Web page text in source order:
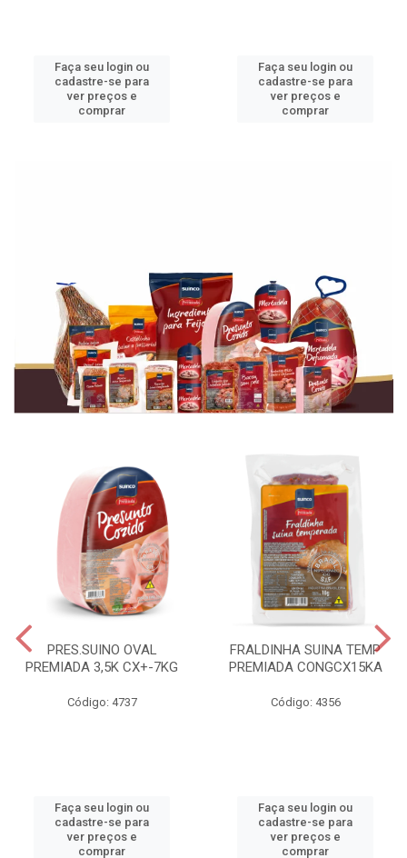
Faça seu login ou
cadastre-se para
ver preços e
comprar
Faça seu login ou
cadastre-se para
ver preços e
comprar
PRES.SUINO OVAL
PREMIADA 3,5K CX+-7KG
Código: 4737
Faça seu login ou
cadastre-se para
ver preços e
comprar
FRALDINHA SUINA TEMP
PREMIADA CONGCX15KA
Código: 4356
Faça seu login ou
cadastre-se para
ver preços e
comprar